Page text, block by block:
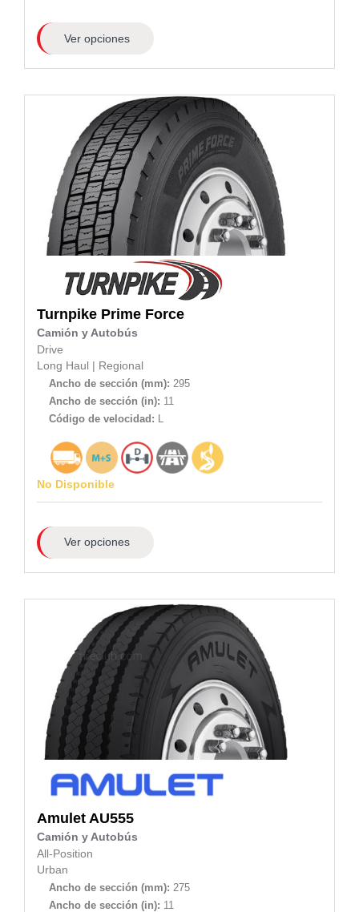
Ver opciones
Turnpike Prime Force
Camión y Autobús
Drive
Long Haul | Regional
Ancho de sección (mm): 295
Ancho de sección (in): 11
Código de velocidad: L
No Disponible
Ver opciones
Amulet AU555
Camión y Autobús
All-Position
Urban
Ancho de sección (mm): 275
Ancho de sección (in): 11